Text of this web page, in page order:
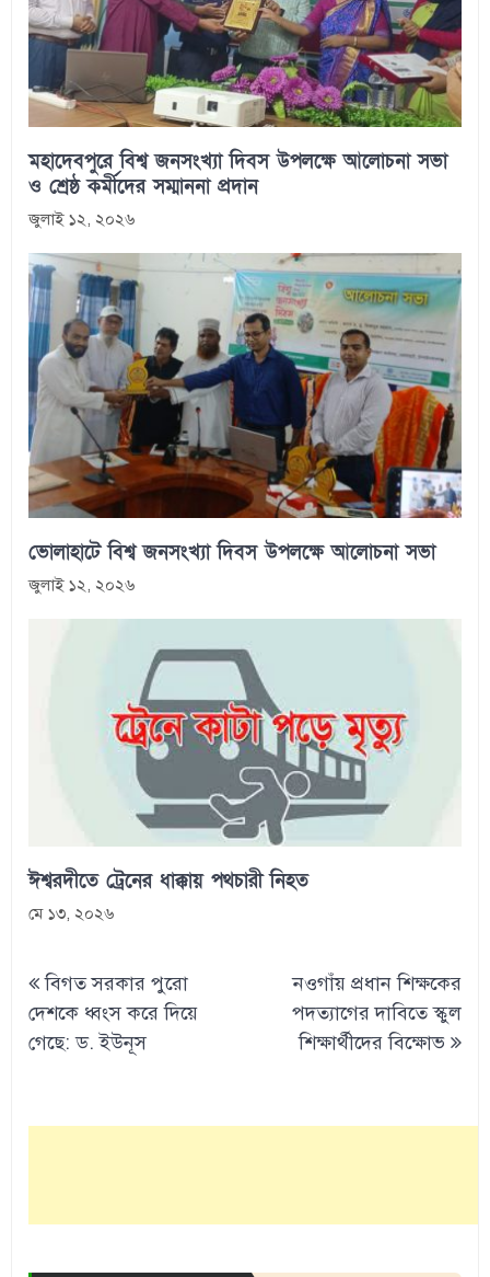
মহাদেবপুরে বিশ্ব জনসংখ্যা দিবস উপলক্ষে আলোচনা সভা
ও শ্রেষ্ঠ কর্মীদের সম্মাননা প্রদান
জুলাই ১২, ২০২৬
ভোলাহাটে বিশ্ব জনসংখ্যা দিবস উপলক্ষে আলোচনা সভা
জুলাই ১২, ২০২৬
ঈশ্বরদীতে ট্রেনের ধাক্কায় পথচারী নিহত
মে ১৩, ২০২৬
Post
navigation
বিগত সরকার পুরো
দেশকে ধ্বংস করে দিয়ে
গেছে: ড. ইউনূস
নওগাঁয় প্রধান শিক্ষকের
পদত্যাগের দাবিতে স্কুল
শিক্ষার্থীদের বিক্ষোভ